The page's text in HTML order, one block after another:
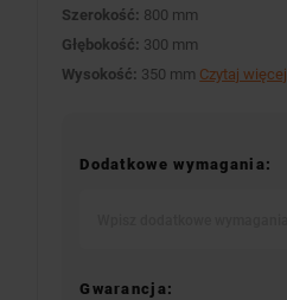
Szerokość: 800 mm
Głębokość: 300 mm
Wysokość: 350 mm Czytaj więcej
Dodatkowe wymagania:
Gwarancja: